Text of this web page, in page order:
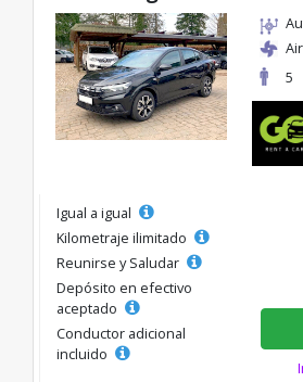
5
Igual a igual
Kilometraje ilimitado
Reunirse y Saludar
Depósito en efectivo
aceptado
Conductor adicional
incluido